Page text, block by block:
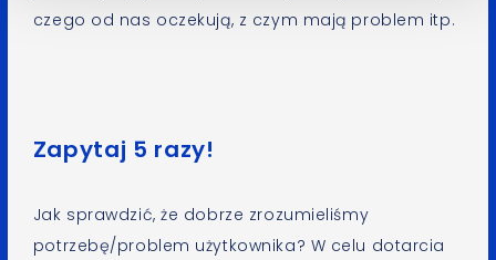
czego od nas oczekują, z czym mają problem itp.
Zapytaj 5 razy!
Jak sprawdzić, że dobrze zrozumieliśmy
potrzebę/problem użytkownika? W celu dotarcia